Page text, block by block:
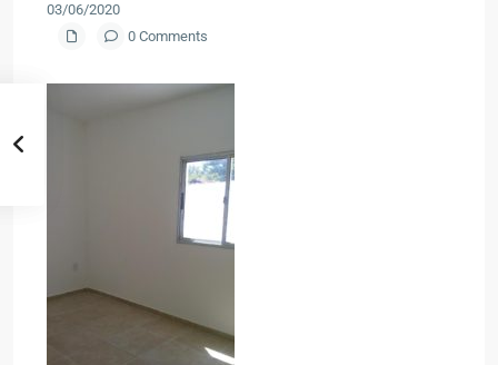
03/06/2020
0 Comments